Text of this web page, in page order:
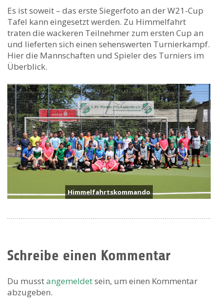
Es ist soweit – das erste Siegerfoto an der W21-Cup
Tafel kann eingesetzt werden. Zu Himmelfahrt
traten die wackeren Teilnehmer zum ersten Cup an
und lieferten sich einen sehenswerten Turnierkampf.
Hier die Mannschaften und Spieler des Turniers im
Überblick.
Himmelfahrtskommando
Schreibe einen Kommentar
Du musstangemeldetsein, um einen Kommentar
abzugeben.